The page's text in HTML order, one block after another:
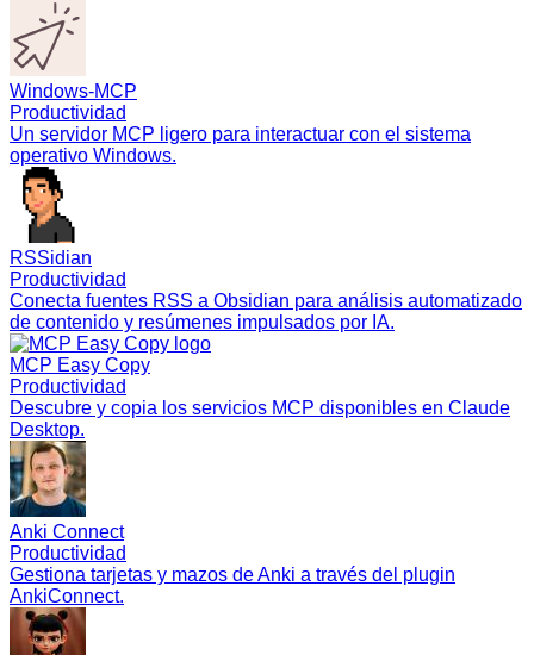
Windows-MCP
Productividad
Un servidor MCP ligero para interactuar con el sistema
operativo Windows.
RSSidian
Productividad
Conecta fuentes RSS a Obsidian para análisis automatizado
de contenido y resúmenes impulsados por IA.
MCP Easy Copy
Productividad
Descubre y copia los servicios MCP disponibles en Claude
Desktop.
Anki Connect
Productividad
Gestiona tarjetas y mazos de Anki a través del plugin
AnkiConnect.